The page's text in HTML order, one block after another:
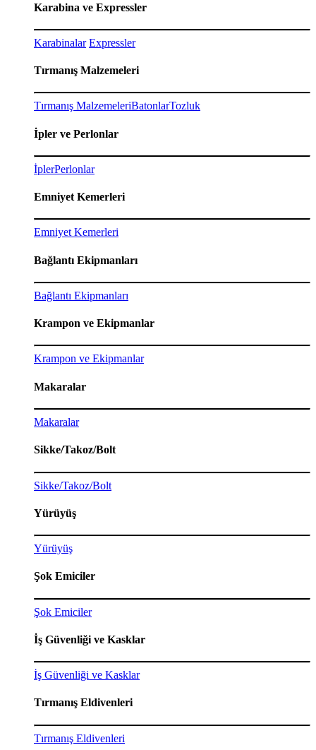
Karabina ve Expressler
Karabinalar Expressler
Tırmanış Malzemeleri
Tırmanış MalzemeleriBatonlarTozluk
İpler ve Perlonlar
İplerPerlonlar
Emniyet Kemerleri
Emniyet Kemerleri
Bağlantı Ekipmanları
Bağlantı Ekipmanları
Krampon ve Ekipmanlar
Krampon ve Ekipmanlar
Makaralar
Makaralar
Sikke/Takoz/Bolt
Sikke/Takoz/Bolt
Yürüyüş
Yürüyüş
Şok Emiciler
Şok Emiciler
İş Güvenliği ve Kasklar
İş Güvenliği ve Kasklar
Tırmanış Eldivenleri
Tırmanış Eldivenleri